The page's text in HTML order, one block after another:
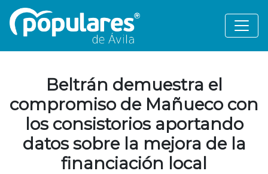
Beltrán demuestra el
compromiso de Mañueco con
los consistorios aportando
datos sobre la mejora de la
financiación local